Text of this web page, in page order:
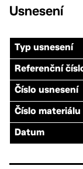
Usnesení
Typ usnesení
Referenční
Číslo usnesení
Číslo materiálu
Datum